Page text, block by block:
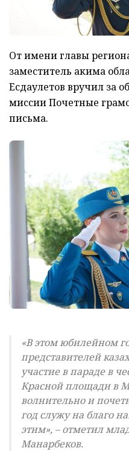
От имени главы
заместитель акима
Есдаулетов вручил за
миссии Почетные
письма.
«В этом юбилейном
представителей
участие в параде в
Красной площади в
волнительно и
год служу на благо
этим», – отметил
Манарбеков.